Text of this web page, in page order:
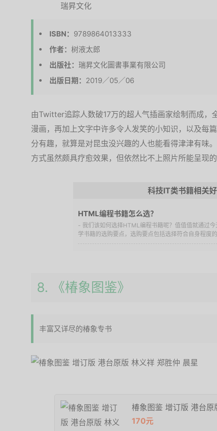
ISBN： 9789864013333
作者： 树液太郎
出版社： 瑞昇文化圖書事業有限公司
出版日期： 2019／05／06
由Twitter追踪人数破17万的超人气插画家绘制而成，
漫画，再加上文字中许多令人发笑的小知识，以及每
分有趣，就算是对昆虫没兴趣的人也能看得津津有味
方式虽然颇具疗愈效果，但依然比不上照片所能呈现
科技IT类书籍相关
HTML编程书籍怎么选？
- 我们该如何选择HTML编程书籍呢？值值值就通过
学书籍的选购要点，选购要点包括选择符合自身程度
8. 《椿象图鉴》
丰富又详尽的椿象专书
椿象图鉴 增订版 港台
170元